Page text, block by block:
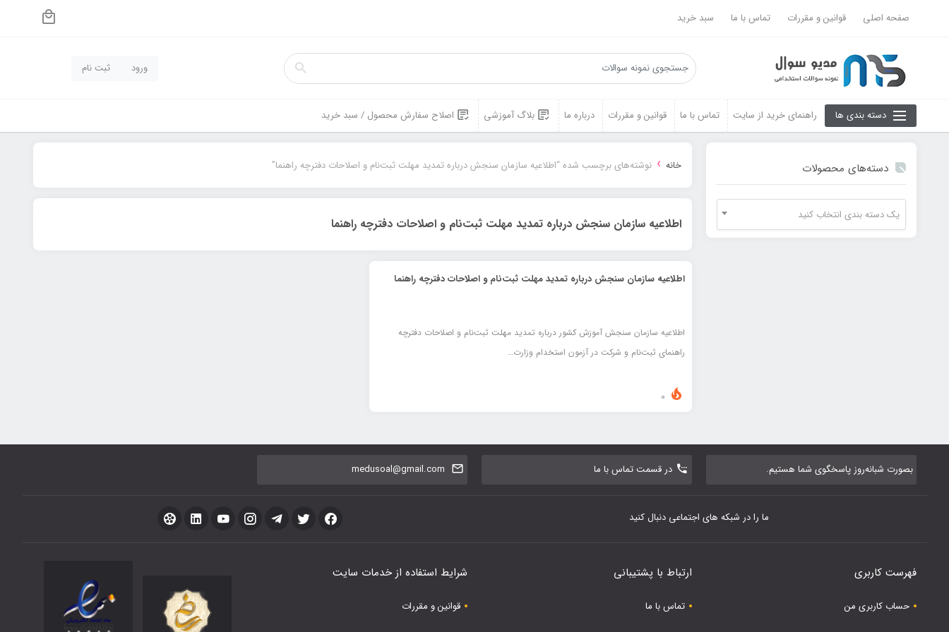
صفحه اصلی قوانین و مقررات تماس با ما سبد خرید
ورود ثبت نام
دسته بندی ها راهنمای خرید از سایت تماس با ما قوانین و مقررات درباره ما بلاگ آموزشی اصلاح سفارش محصول / سبد خرید
دسته‌های محصولات
یک دسته بندی انتخاب کنید
خانه › نوشته‌های برچسب شده “اطلاعيه سازمان سنجش درباره تمديد مهلت ثبت‌نام و اصلاحات دفترچه راهنما”
اطلاعيه سازمان سنجش درباره تمديد مهلت ثبت‌نام و اصلاحات دفترچه راهنما
اطلاعيه سازمان سنجش درباره تمديد مهلت ثبت‌نام و اصلاحات دفترچه راهنما
اطلاعيه سازمان سنجش آموزش كشور درباره تمديد مهلت ثبت‌نام و اصلاحات دفترچه
راهنماي ثبت‌نام و شركت در آزمون استخدام وزارت…
بصورت شبانه‌روز پاسخگوی شما هستیم. در قسمت تماس با ما medusoal@gmail.com
ما را در شبکه های اجتماعی دنبال کنید
فهرست کاربری
حساب کاربری من
ارتباط با پشتیبانی
تماس با ما
شرایط استفاده از خدمات سایت
قوانین و مقررات